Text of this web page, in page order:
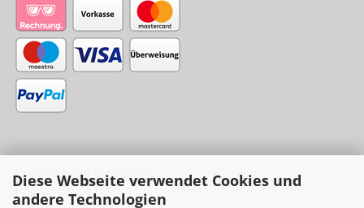
Diese Webseite verwendet Cookies und
andere Technologien
KONTAKT RUND UM DIE UHR